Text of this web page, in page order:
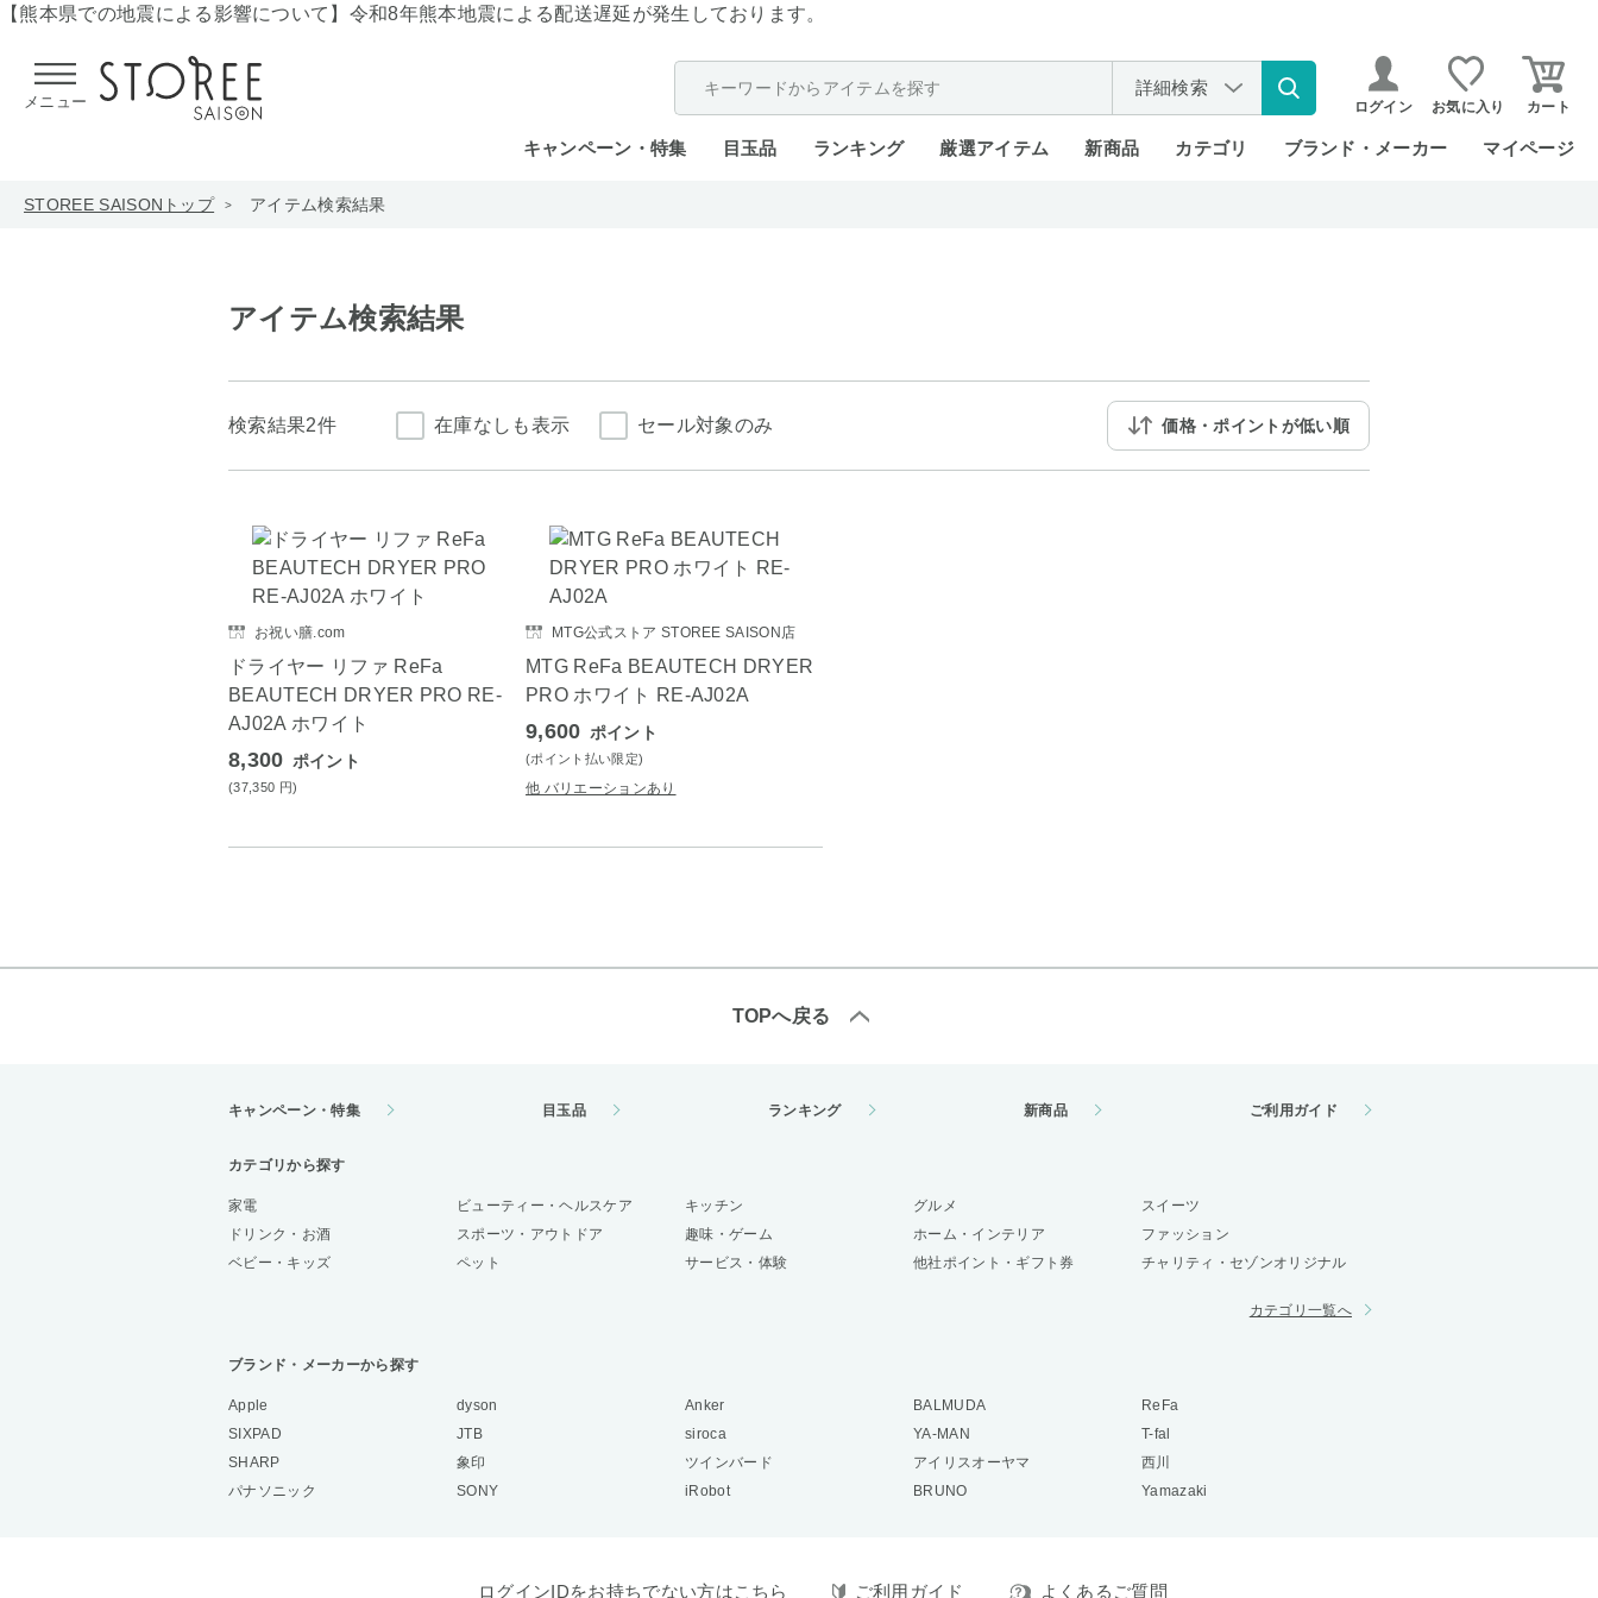
【熊本県での地震による影響について】 令和8年熊本地震による配送遅延が発生しております。
メニュー
詳細検索
ログイン お気に入り カート
キャンペーン・特集 目玉品 ランキング 厳選アイテム 新商品 カテゴリ ブランド・メーカー マイページ
STOREE SAISONトップ アイテム検索結果
アイテム検索結果
検索結果2件 在庫なしも表示 セール対象のみ 価格・ポイントが低い順
お祝い膳.com
ドライヤー リファ ReFa
BEAUTECH DRYER PRO RE-
AJ02A ホワイト
8,300 ポイント
(37,350 円)
MTG公式ストア STOREE SAISON店
MTG ReFa BEAUTECH DRYER
PRO ホワイト RE-AJ02A
9,600 ポイント
(ポイント払い限定)
他 バリエーションあり
TOPへ戻る
キャンペーン・特集 目玉品 ランキング 新商品 ご利用ガイド
カテゴリから探す
家電 ビューティー・ヘルスケア キッチン グルメ
スイーツ
ドリンク・お酒
スポーツ・アウトドア 趣味・ゲーム ホーム・インテリア
ファッション
ベビー・キッズ
ペット サービス・体験 他社ポイント・ギフト券 チャリティ・セゾンオリジナル
カテゴリ一覧へ
ブランド・メーカーから探す
Apple dyson Anker BALMUDA
ReFa
SIXPAD
JTB siroca YA-MAN
T-fal
SHARP
象印 ツインバード アイリスオーヤマ
西川
パナソニック
SONY iRobot BRUNO Yamazaki
ログインIDをお持ちでない方はこちら ご利用ガイド よくあるご質問